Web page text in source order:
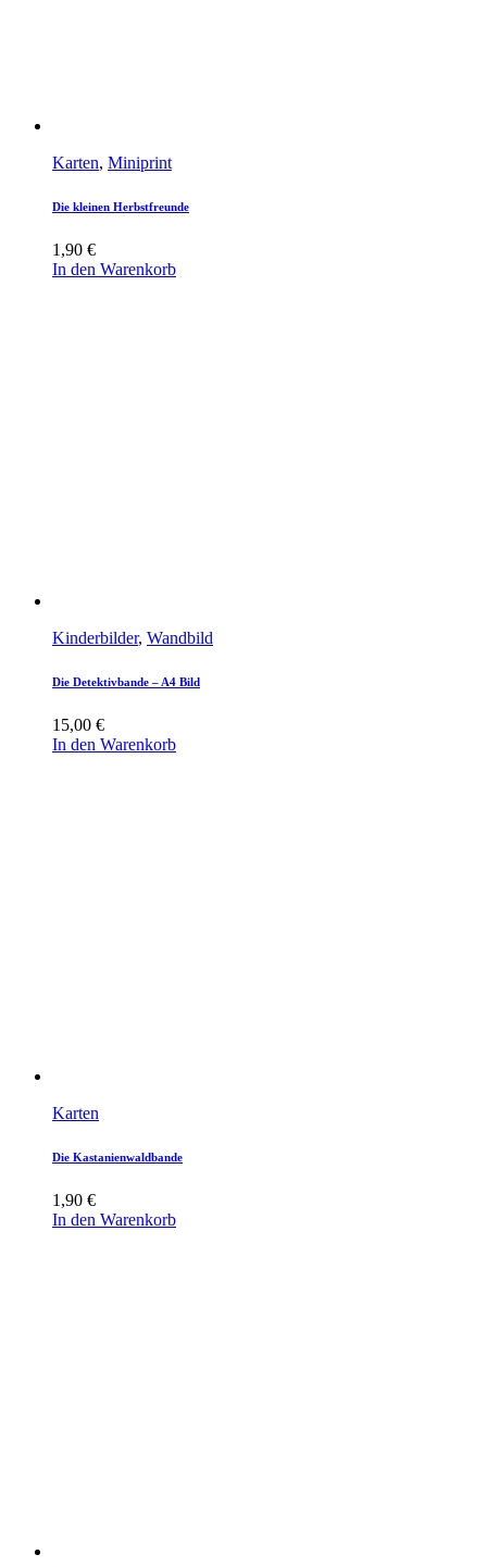
Karten, Miniprint
Die kleinen Herbstfreunde
1,90 €
In den Warenkorb
Kinderbilder, Wandbild
Die Detektivbande – A4 Bild
15,00 €
In den Warenkorb
Karten
Die Kastanienwaldbande
1,90 €
In den Warenkorb